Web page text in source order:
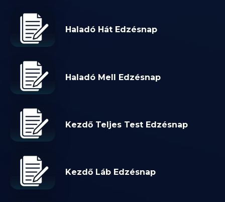
Haladó Hát Edzésnap
Haladó Mell Edzésnap
Kezdő Teljes Test Edzésnap
Kezdő Láb Edzésnap